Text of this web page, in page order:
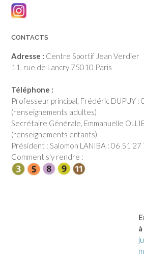
CONTACTS
Adresse : Centre Sportif Jean Verdier
11, rue de Lancry 75010 Paris
Téléphone :
Professeur principal, Frédéric DUPUY :
(renseignements adultes)
Secrétaire Générale, Emmanuelle
(renseignements enfants)
Président : Salomon LANIBA : 06 51 27
Comment s'y rendre :
à